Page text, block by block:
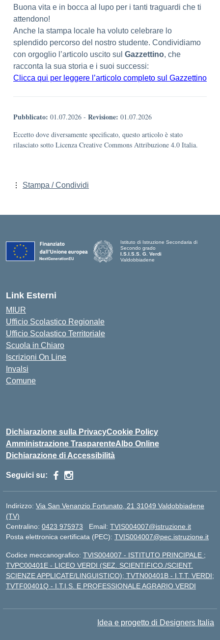
Buona vita e in bocca al lupo per i tanti traguardi che ti
attendono!
Anche la stampa locale ha voluto celebrare lo
splendido percorso del nostro studente. Condividiamo
con orgoglio l’articolo uscito sul Gazzettino, che
racconta la sua storia e i suoi successi:
Clicca qui per leggere l’articolo completo sul Gazzettino
Pubblicato: 01.07.2026 - Revisione: 01.07.2026
Eccetto dove diversamente specificato, questo articolo è stato
rilasciato sotto Licenza Creative Commons Attribuzione 4.0 Italia.
Stampa / Condividi
Istituto di Istruzione Secondaria di
Secondo grado
I.S.I.S.S. G. Verdi
Valdobbiadene
Link Esterni
MIUR
Ufficio Scolastico Regionale
Ufficio Scolastico Territoriale
Scuola in Chiaro
Iscrizioni On Line
Invalsi
Comune
Dichiarazione sulla PrivacyCookie Policy
Amministrazione TrasparenteAlbo Online
Dichiarazione di Accessibilità
Seguici su:
Indirizzo: Via San Venanzio Fortunato, 21 31049 Valdobbiadene
(TV)
Centralino: 0423 975973 Email: TVIS004007@istruzione.it
Posta elettronica certificata (PEC): TVIS004007@pec.istruzione.it
Codice meccanografico: TVIS004007 - ISTITUTO PRINCIPALE ;
TVPC00401E - LICEO VERDI (SEZ. SCIENTIFICO./SCIENT.
SCIENZE APPLICATE/LINGUISTICO); TVTN00401B - I.T.T. VERDI;
TVTF00401Q - I.T.I.S. E PROFESSIONALE AGRARIO VERDI
Idea e progetto di Designers Italia